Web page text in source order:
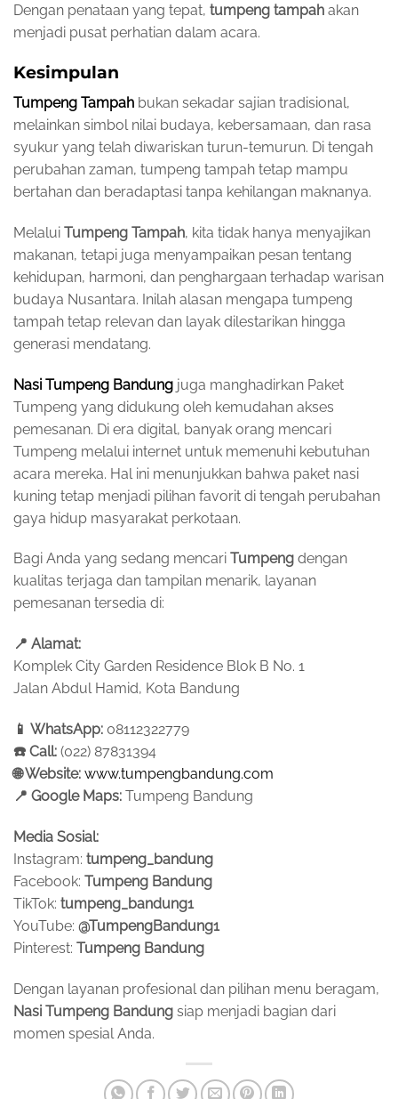
Dengan penataan yang tepat, tumpeng tampah akan
menjadi pusat perhatian dalam acara.
Kesimpulan
Tumpeng Tampah bukan sekadar sajian tradisional,
melainkan simbol nilai budaya, kebersamaan, dan rasa
syukur yang telah diwariskan turun-temurun. Di tengah
perubahan zaman, tumpeng tampah tetap mampu
bertahan dan beradaptasi tanpa kehilangan maknanya.
Melalui Tumpeng Tampah, kita tidak hanya menyajikan
makanan, tetapi juga menyampaikan pesan tentang
kehidupan, harmoni, dan penghargaan terhadap warisan
budaya Nusantara. Inilah alasan mengapa tumpeng
tampah tetap relevan dan layak dilestarikan hingga
generasi mendatang.
Nasi Tumpeng Bandung juga manghadirkan Paket
Tumpeng yang didukung oleh kemudahan akses
pemesanan. Di era digital, banyak orang mencari
Tumpeng melalui internet untuk memenuhi kebutuhan
acara mereka. Hal ini menunjukkan bahwa paket nasi
kuning tetap menjadi pilihan favorit di tengah perubahan
gaya hidup masyarakat perkotaan.
Bagi Anda yang sedang mencari Tumpeng dengan
kualitas terjaga dan tampilan menarik, layanan
pemesanan tersedia di:
📍 Alamat:
Komplek City Garden Residence Blok B No. 1
Jalan Abdul Hamid, Kota Bandung
📱 WhatsApp: 08112322779
☎️ Call: (022) 87831394
🌐Website: www.tumpengbandung.com
📍 Google Maps: Tumpeng Bandung
Media Sosial:
Instagram: tumpeng_bandung
Facebook: Tumpeng Bandung
TikTok: tumpeng_bandung1
YouTube: @TumpengBandung1
Pinterest: Tumpeng Bandung
Dengan layanan profesional dan pilihan menu beragam,
Nasi Tumpeng Bandung siap menjadi bagian dari
momen spesial Anda.